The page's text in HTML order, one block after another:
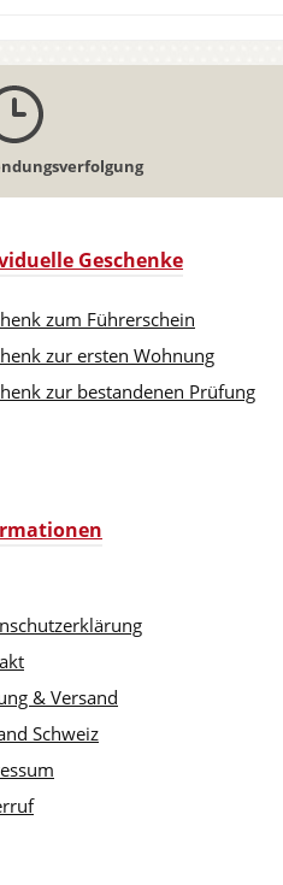
Geschenke
zum Führerschein
zur ersten Wohnung
zur bestandenen Prüfung
& Versand
Schweiz